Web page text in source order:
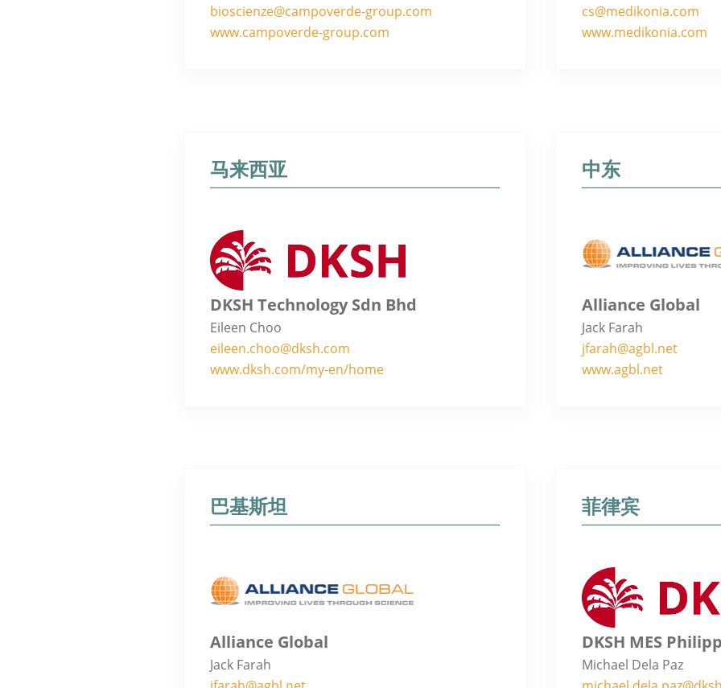
bioscienze@campoverde-group.com
www.campoverde-group.com
cs@medikonia.com
www.medikonia.com
马来西亚
DKSH Technology Sdn Bhd
Eileen Choo
eileen.choo@dksh.com
www.dksh.com/my-en/home
中东
Alliance Global
Jack Farah
jfarah@agbl.net
www.agbl.net
巴基斯坦
Alliance Global
Jack Farah
菲律宾
DKSH MES
Michael Dela Paz